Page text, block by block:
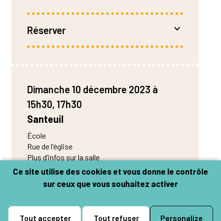
Blog L’étoffe des Songes
Réserver
De 4 à 6 €
– Par téléphone : 01 34 20 32 00
Dimanche 10 décembre 2023 à
15h30, 17h30
Santeuil
École
Rue de l'église
Plus d’infos sur la salle
De 4 à 6 €
Ce site utilise des cookies et vous donne le contrôle
sur ceux que vous souhaitez activer
Tout accepter Tout refuser Personalize